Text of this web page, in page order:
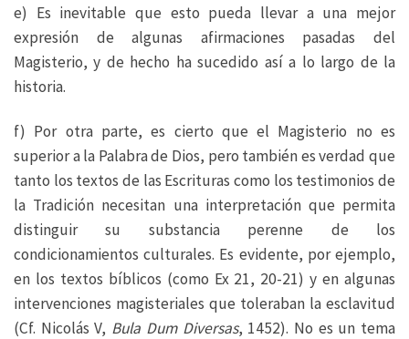
e) Es inevitable que esto pueda llevar a una mejor
expresión de algunas afirmaciones pasadas del
Magisterio, y de hecho ha sucedido así a lo largo de la
historia.
f) Por otra parte, es cierto que el Magisterio no es
superior a la Palabra de Dios, pero también es verdad que
tanto los textos de las Escrituras como los testimonios de
la Tradición necesitan una interpretación que permita
distinguir su substancia perenne de los
condicionamientos culturales. Es evidente, por ejemplo,
en los textos bíblicos (como Ex 21, 20-21) y en algunas
intervenciones magisteriales que toleraban la esclavitud
(Cf. Nicolás V, Bula Dum Diversas, 1452). No es un tema